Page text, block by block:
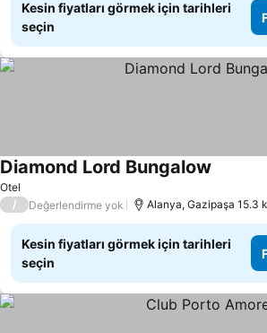
Kesin fiyatları görmek için tarihleri
seçin
Otel
Diamond Lord Bungalow
/ Değerlendirme yok Alanya, Gazipaşa 15.3
Kesin fiyatları görmek için tarihleri
seçin